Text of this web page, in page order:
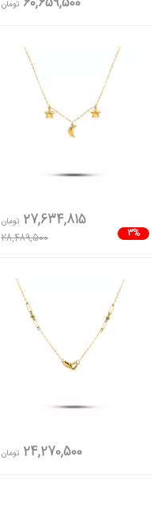
تومان
3%
27,634,815 تومان
28,489,500
24,270,500 تومان